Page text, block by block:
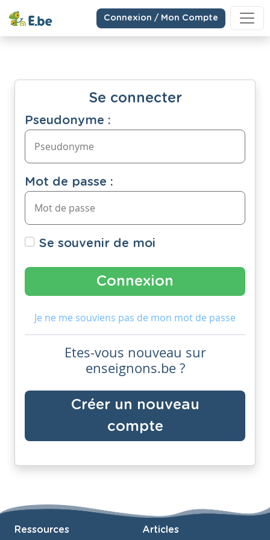
Connexion / Mon Compte
Se connecter
Pseudonyme :
Mot de passe :
Se souvenir de moi
Je ne me souviens pas de mon mot de passe
Etes-vous nouveau sur
enseignons.be ?
Créer un nouveau
compte
Ressources Articles